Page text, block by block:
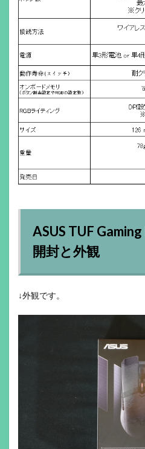
ASUS TUF
開封と外観
↓外観です。